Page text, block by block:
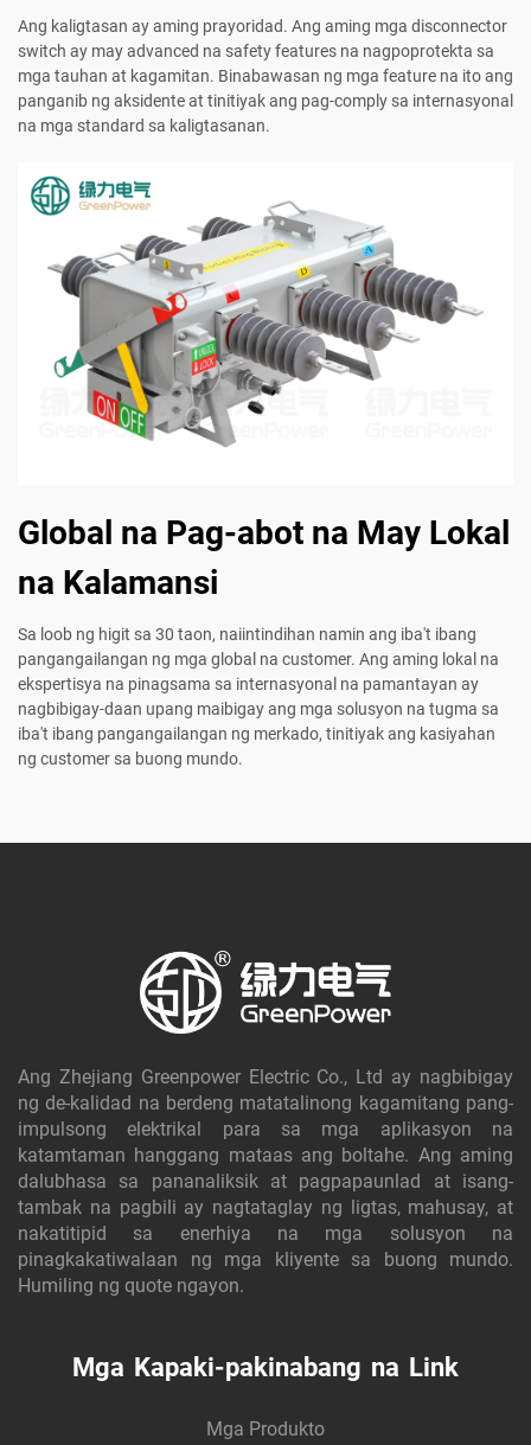
Ang kaligtasan ay aming prayoridad. Ang aming mga disconnector
switch ay may advanced na safety features na nagpoprotekta sa
mga tauhan at kagamitan. Binabawasan ng mga feature na ito ang
panganib ng aksidente at tinitiyak ang pag-comply sa internasyonal
na mga standard sa kaligtasanan.
Global na Pag-abot na May Lokal
na Kalamansi
Sa loob ng higit sa 30 taon, naiintindihan namin ang iba't ibang
pangangailangan ng mga global na customer. Ang aming lokal na
ekspertisya na pinagsama sa internasyonal na pamantayan ay
nagbibigay-daan upang maibigay ang mga solusyon na tugma sa
iba't ibang pangangailangan ng merkado, tinitiyak ang kasiyahan
ng customer sa buong mundo.
Ang Zhejiang Greenpower Electric Co., Ltd ay nagbibigay
ng de-kalidad na berdeng matatalinong kagamitang pang-
impulsong elektrikal para sa mga aplikasyon na
katamtaman hanggang mataas ang boltahe. Ang aming
dalubhasa sa pananaliksik at pagpapaunlad at isang-
tambak na pagbili ay nagtataglay ng ligtas, mahusay, at
nakatitipid sa enerhiya na mga solusyon na
pinagkakatiwalaan ng mga kliyente sa buong mundo.
Humiling ng quote ngayon.
Mga Kapaki-pakinabang na Link
Mga Produkto